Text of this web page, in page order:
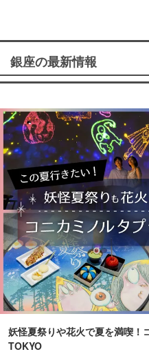
銀座の最新情報
妖怪夏祭りや花火で夏を満喫！
TOKYO